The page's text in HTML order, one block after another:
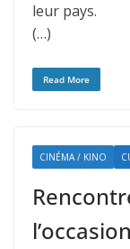
leur pays.
(…)
Read More
CINÉMA / KINO